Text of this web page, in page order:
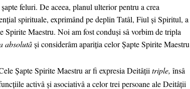
feluri. De aceea, planul ulterior pentru a crea
spirituale, exprimând pe deplin Tatâl, Fiul şi Spiritul, a
Spirite Maestru. Noi am fost conduşi sâ vorbim de tripla
absolutâşi considerâm apariţia celor Şapte Spirite Maestru
Şapte Spirite Maestru ar fi expresia Deitâţii triple, însâ
activâ şi asociativâ a celor trei persoane ale Deitâţii